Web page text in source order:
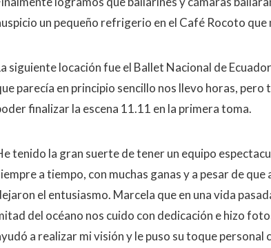
un pequeño refrigerio en el Café Rocoto que
siguiente locación fue el Ballet Nacional de
parecía en principio sencillo nos llevo horas,
finalizar la escena 11.11 en la primera toma.
tenido la gran suerte de tener un equipo
a tiempo, con muchas ganas y a pesar de
el entusiasmo. Marcela que en una vida
del océano nos cuido con dedicación e hizo
a realizar mi visión y le puso su toque